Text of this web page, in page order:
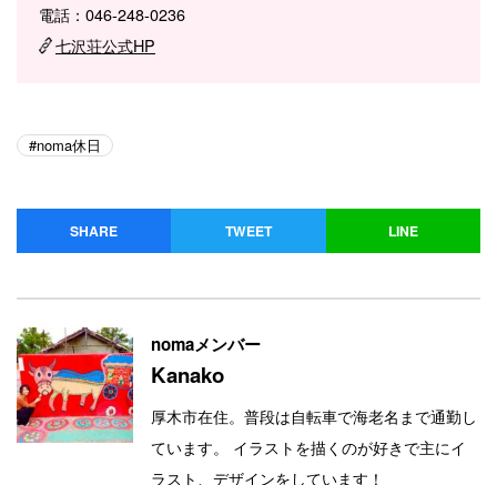
電話：046-248-0236
七沢荘公式HP
noma休日
SHARE TWEET LINE
nomaメンバー
Kanako
厚木市在住。普段は自転車で海老名まで通勤し
ています。 イラストを描くのが好きで主にイ
ラスト、デザインをしています！